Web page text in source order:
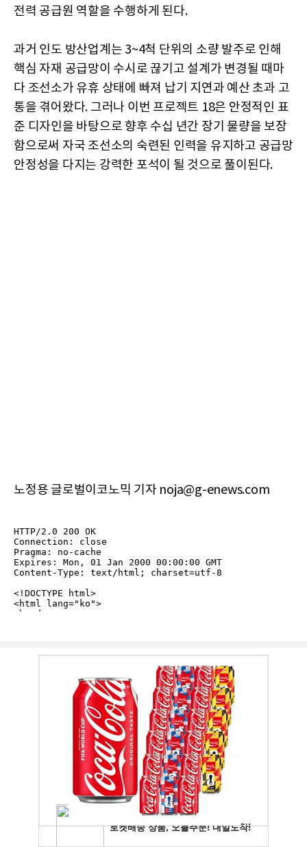
전력 공급원 역할을 수행하게 된다.
과거 인도 방산업계는 3~4척 단위의 소량 발주로 인해
핵심 자재 공급망이 수시로 끊기고 설계가 변경될 때마
다 조선소가 유휴 상태에 빠져 납기 지연과 예산 초과 고
통을 겪어왔다. 그러나 이번 프로젝트 18은 안정적인 표
준 디자인을 바탕으로 향후 수십 년간 장기 물량을 보장
함으로써 자국 조선소의 숙련된 인력을 유지하고 공급망
안정성을 다지는 강력한 포석이 될 것으로 풀이된다.
노정용 글로벌이코노믹 기자 noja@g-enews.com